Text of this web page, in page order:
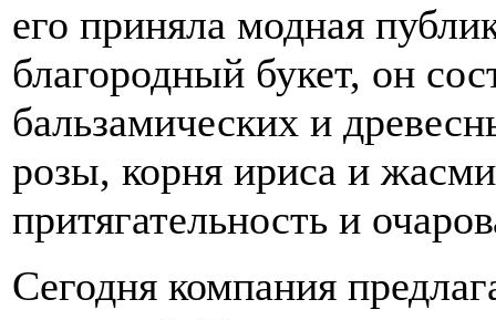
его приняла модная
благородный букет, он
бальзамических и
розы, корня ириса и
притягательность и
Сегодня компания